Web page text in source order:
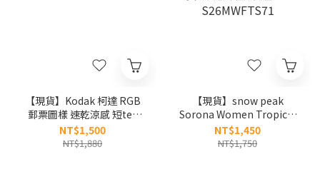
【現貨】Kodak 柯達 RGB
郵票圖樣 速乾涼感 短tee
K6223LRS30
NT$1,500
NT$1,880
【現貨】snow peak
Sorona Women Tropical
Short Sleeve T-shirt 26SS
女款 花卉植物 短tee
NT$1,450
NT$1,750